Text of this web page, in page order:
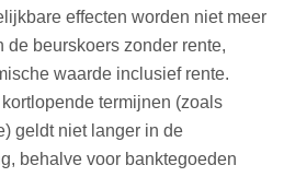
effecten worden niet meer
de beurskoers zonder rente,
waarde inclusief rente.
termijnen (zoals
geldt niet langer in de
behalve voor banktegoeden